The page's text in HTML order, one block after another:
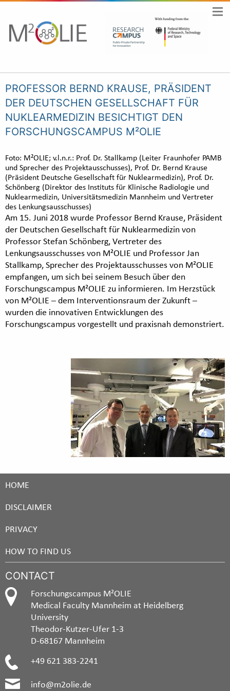
PROFESSOR BERND KRAUSE, PRÄSIDENT
DER DEUTSCHEN GESELLSCHAFT FÜR
NUKLEARMEDIZIN BESICHTIGT DEN
FORSCHUNGSCAMPUS M²OLIE
Foto: M²OLIE; v.l.n.r.: Prof. Dr. Stallkamp (Leiter Fraunhofer PAMB
und Sprecher des Projektausschusses), Prof. Dr. Bernd Krause
(Präsident Deutsche Gesellschaft für Nuklearmedizin), Prof. Dr.
Schönberg (Direktor des Instituts für Klinische Radiologie und
Nuklearmedizin, Universitätsmedizin Mannheim und Vertreter
des Lenkungsausschusses)
Am 15. Juni 2018 wurde Professor Bernd Krause, Präsident
der Deutschen Gesellschaft für Nuklearmedizin von
Professor Stefan Schönberg, Vertreter des
Lenkungsausschusses von M²OLIE und Professor Jan
Stallkamp, Sprecher des Projektausschusses von M²OLIE
empfangen, um sich bei seinem Besuch über den
Forschungscampus M²OLIE zu informieren. Im Herzstück
von M²OLIE – dem Interventionsraum der Zukunft –
wurden die innovativen Entwicklungen des
Forschungscampus vorgestellt und praxisnah demonstriert.
HOME
DISCLAIMER
PRIVACY
HOW TO FIND US
CONTACT
Forschungscampus M²OLIE
Medical Faculty Mannheim at Heidelberg
University
Theodor-Kutzer-Ufer 1-3
D-68167 Mannheim
+49 621 383-2241
info@m2olie.de